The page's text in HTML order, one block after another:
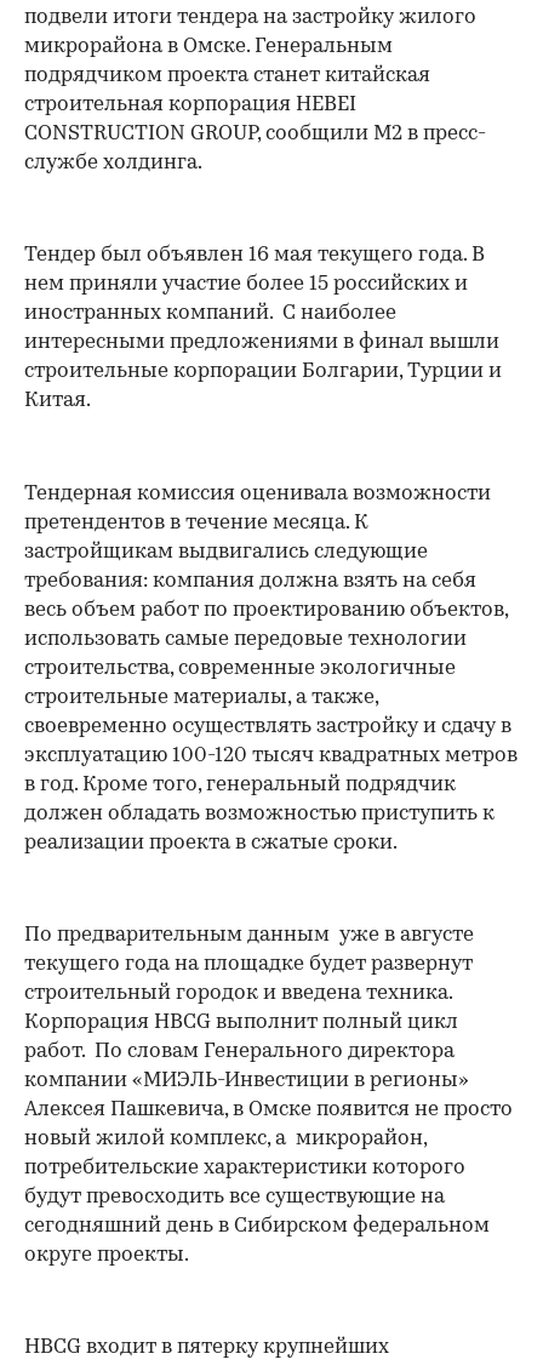
подвели итоги тендера на застройку жилого
микрорайона в Омске. Генеральным
подрядчиком проекта станет китайская
строительная корпорация HEBEI
CONSTRUCTION GROUP, сообщили М2 в пресс-
службе холдинга.
Тендер был объявлен 16 мая текущего года. В
нем приняли участие более 15 российских и
иностранных компаний. С наиболее
интересными предложениями в финал вышли
строительные корпорации Болгарии, Турции и
Китая.
Тендерная комиссия оценивала возможности
претендентов в течение месяца. К
застройщикам выдвигались следующие
требования: компания должна взять на себя
весь объем работ по проектированию объектов,
использовать самые передовые технологии
строительства, современные экологичные
строительные материалы, а также,
своевременно осуществлять застройку и сдачу в
эксплуатацию 100-120 тысяч квадратных метров
в год. Кроме того, генеральный подрядчик
должен обладать возможностью приступить к
реализации проекта в сжатые сроки.
По предварительным данным уже в августе
текущего года на площадке будет развернут
строительный городок и введена техника.
Корпорация HBCG выполнит полный цикл
работ. По словам Генерального директора
компании «МИЭЛЬ-Инвестиции в регионы»
Алексея Пашкевича, в Омске появится не просто
новый жилой комплекс, а микрорайон,
потребительские характеристики которого
будут превосходить все существующие на
сегодняшний день в Сибирском федеральном
округе проекты.
HBCG входит в пятерку крупнейших